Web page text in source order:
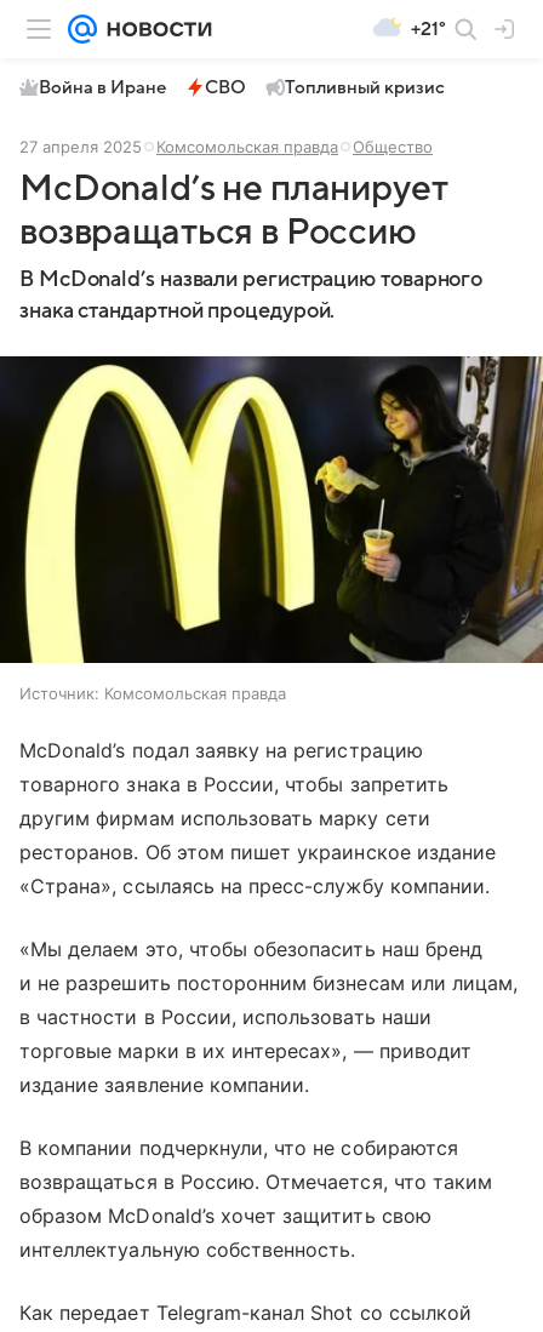
+21°
Война в Иране СВО Топливный кризис
27 апреля 2025 Комсомольская правда Общество
McDonald’s не планирует
возвращаться в Россию
В McDonald’s назвали регистрацию товарного
знака стандартной процедурой.
Источник: Комсомольская правда
McDonald’s подал заявку на регистрацию
товарного знака в России, чтобы запретить
другим фирмам использовать марку сети
ресторанов. Об этом пишет украинское издание
«Страна», ссылаясь на пресс-службу компании.
«Мы делаем это, чтобы обезопасить наш бренд
и не разрешить посторонним бизнесам или лицам,
в частности в России, использовать наши
торговые марки в их интересах», — приводит
издание заявление компании.
В компании подчеркнули, что не собираются
возвращаться в Россию. Отмечается, что таким
образом McDonald’s хочет защитить свою
интеллектуальную собственность.
Как передает Telegram-канал Shot со ссылкой